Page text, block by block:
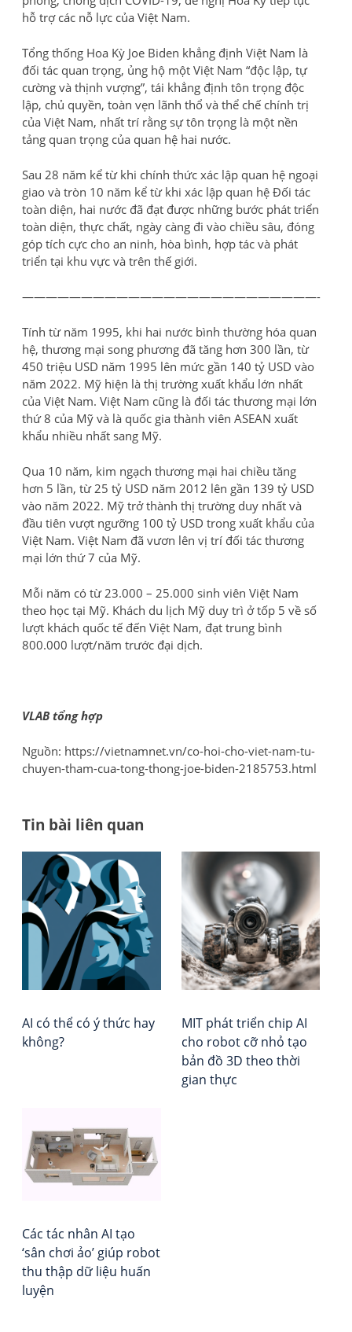
hỗ trợ các nỗ lực của Việt Nam.
Tổng thống Hoa Kỳ Joe Biden khẳng định Việt Nam là
đối tác quan trọng, ủng hộ một Việt Nam “độc lập, tự
cường và thịnh vượng”, tái khẳng định tôn trọng độc
lập, chủ quyền, toàn vẹn lãnh thổ và thể chế chính trị
của Việt Nam, nhất trí rằng sự tôn trọng là một nền
tảng quan trọng của quan hệ hai nước.
Sau 28 năm kể từ khi chính thức xác lập quan hệ ngoại
giao và tròn 10 năm kể từ khi xác lập quan hệ Đối tác
toàn diện, hai nước đã đạt được những bước phát triển
toàn diện, thực chất, ngày càng đi vào chiều sâu, đóng
góp tích cực cho an ninh, hòa bình, hợp tác và phát
triển tại khu vực và trên thế giới.
—————————————————————————-
Tính từ năm 1995, khi hai nước bình thường hóa quan
hệ, thương mại song phương đã tăng hơn 300 lần, từ
450 triệu USD năm 1995 lên mức gần 140 tỷ USD vào
năm 2022. Mỹ hiện là thị trường xuất khẩu lớn nhất
của Việt Nam. Việt Nam cũng là đối tác thương mại lớn
thứ 8 của Mỹ và là quốc gia thành viên ASEAN xuất
khẩu nhiều nhất sang Mỹ.
Qua 10 năm, kim ngạch thương mại hai chiều tăng
hơn 5 lần, từ 25 tỷ USD năm 2012 lên gần 139 tỷ USD
vào năm 2022. Mỹ trở thành thị trường duy nhất và
đầu tiên vượt ngưỡng 100 tỷ USD trong xuất khẩu của
Việt Nam. Việt Nam đã vươn lên vị trí đối tác thương
mại lớn thứ 7 của Mỹ.
Mỗi năm có từ 23.000 – 25.000 sinh viên Việt Nam
theo học tại Mỹ. Khách du lịch Mỹ duy trì ở tốp 5 về số
lượt khách quốc tế đến Việt Nam, đạt trung bình
800.000 lượt/năm trước đại dịch.
VLAB tổng hợp
Nguồn: https://vietnamnet.vn/co-hoi-cho-viet-nam-tu-
chuyen-tham-cua-tong-thong-joe-biden-2185753.html
Tin bài liên quan
AI có thể có ý thức hay
không?
MIT phát triển chip AI
cho robot cỡ nhỏ tạo
bản đồ 3D theo thời
gian thực
Các tác nhân AI tạo
‘sân chơi ảo’ giúp robot
thu thập dữ liệu huấn
luyện